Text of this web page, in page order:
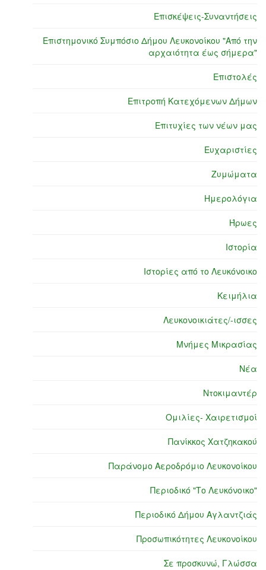
Επισκέψεις-Συναντήσεις
Επιστημονικό Συμπόσιο Δήμου Λευκονοίκου "Από την
αρχαιότητα έως σήμερα"
Επιστολές
Επιτροπή Κατεχόμενων Δήμων
Επιτυχίες των νέων μας
Ευχαριστίες
Ζυμώματα
Ημερολόγια
Ήρωες
Ιστορία
Ιστορίες από το Λευκόνοικο
Κειμήλια
Λευκονοικιάτες/-ισσες
Μνήμες Μικρασίας
Νέα
Ντοκιμαντέρ
Ομιλίες- Χαιρετισμοί
Πανίκκος Χατζηκακού
Παράνομο Αεροδρόμιο Λευκονοίκου
Περιοδικό "Το Λευκόνοικο"
Περιοδικό Δήμου Αγλαντζιάς
Προσωπικότητες Λευκονοίκου
Σε προσκυνώ, Γλώσσα